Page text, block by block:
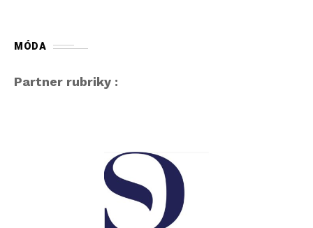
MÓDA
Partner rubriky :